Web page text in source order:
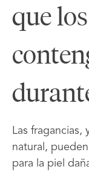
que
Las
natural,
para la piel